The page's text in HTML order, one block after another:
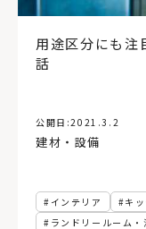
用途区分にも注
話
公開日:2021.3.2
建材・設備
インテリア キ
ランドリールーム・